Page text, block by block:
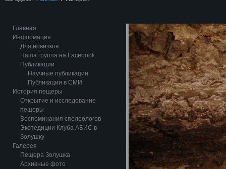
Главная
Информация
Для новичков
Наша группа на Facebook
Публикации
Научные публикации
Публикации в СМИ
История пещеры
Открытие и исследование
пещеры
Воспоминания спелеологов
Экспедиции Клуба АБИС в
Золушку
Галерея
Пещера Золушка
Архивные фото